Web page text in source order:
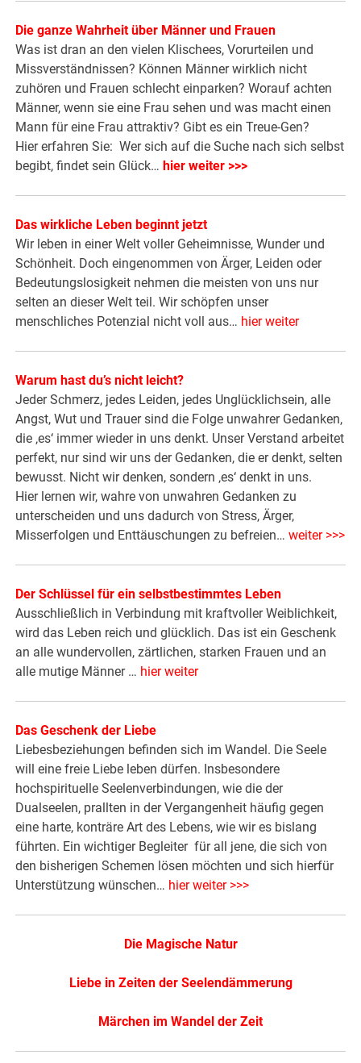
Die ganze Wahrheit über Männer und Frauen
Was ist dran an den vielen Klischees, Vorurteilen und
Missverständnissen? Können Männer wirklich nicht
zuhören und Frauen schlecht einparken? Worauf achten
Männer, wenn sie eine Frau sehen und was macht einen
Mann für eine Frau attraktiv? Gibt es ein Treue-Gen?
Hier erfahren Sie: Wer sich auf die Suche nach sich selbst
begibt, findet sein Glück… hier weiter >>>
Das wirkliche Leben beginnt jetzt
Wir leben in einer Welt voller Geheimnisse, Wunder und
Schönheit. Doch eingenommen von Ärger, Leiden oder
Bedeutungslosigkeit nehmen die meisten von uns nur
selten an dieser Welt teil. Wir schöpfen unser
menschliches Potenzial nicht voll aus… hier weiter
Warum hast du’s nicht leicht?
Jeder Schmerz, jedes Leiden, jedes Unglücklichsein, alle
Angst, Wut und Trauer sind die Folge unwahrer Gedanken,
die ‚es‘ immer wieder in uns denkt. Unser Verstand arbeitet
perfekt, nur sind wir uns der Gedanken, die er denkt, selten
bewusst. Nicht wir denken, sondern ‚es‘ denkt in uns.
Hier lernen wir, wahre von unwahren Gedanken zu
unterscheiden und uns dadurch von Stress, Ärger,
Misserfolgen und Enttäuschungen zu befreien…weiter >>>
Der Schlüssel für ein selbstbestimmtes Leben
Ausschließlich in Verbindung mit kraftvoller Weiblichkeit,
wird das Leben reich und glücklich. Das ist ein Geschenk
an alle wundervollen, zärtlichen, starken Frauen und an
alle mutige Männer … hier weiter
Das Geschenk der Liebe
Liebesbeziehungen befinden sich im Wandel. Die Seele
will eine freie Liebe leben dürfen. Insbesondere
hochspirituelle Seelenverbindungen, wie die der
Dualseelen, prallten in der Vergangenheit häufig gegen
eine harte, konträre Art des Lebens, wie wir es bislang
führten. Ein wichtiger Begleiter für all jene, die sich von
den bisherigen Schemen lösen möchten und sich hierfür
Unterstützung wünschen… hier weiter >>>
Die Magische Natur
Liebe in Zeiten der Seelendämmerung
Märchen im Wandel der Zeit